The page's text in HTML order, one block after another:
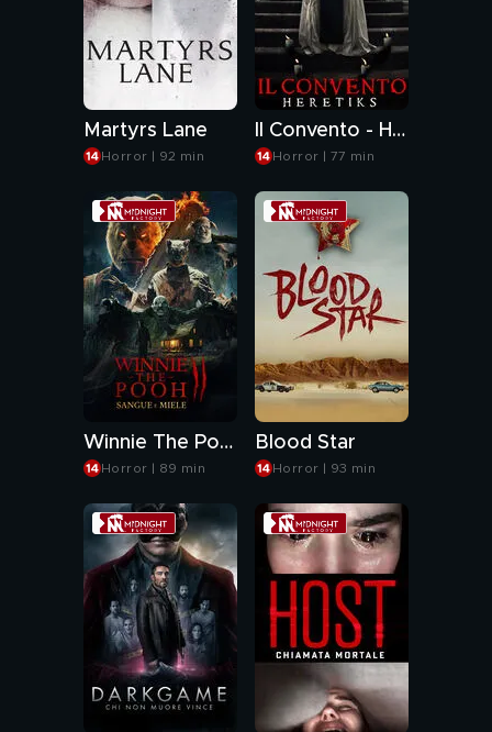
Martyrs Lane
Horror | 92 min
Il Convento - Heretiks
Horror | 77 min
Winnie The Pooh - Sangue e miele 2
Horror | 89 min
Blood Star
Horror | 93 min